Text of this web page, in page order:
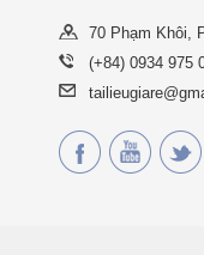
70 Phạm Khôi,
(+84) 0934 975